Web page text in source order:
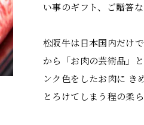
い事のギフト、ご贈答
松阪牛は日本国内だけ
から「お肉の芸術品」
ンク色をしたお肉に き
とろけてしまう程の柔